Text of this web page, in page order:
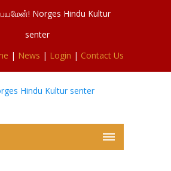
பயமேன்! Norges Hindu Kultur
senter
| News | Login | Contact Us